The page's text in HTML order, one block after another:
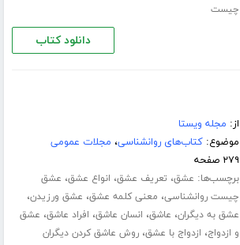
چیست
دانلود کتاب
از: مجله ویستا
موضوع:کتاب‌های روانشناسی، مجلات عمومی
۲۷۹ صفحه
برچسب‌ها: عشق، تعریف عشق، انواع عشق، عشق
چیست روانشناسی، معنی کلمه عشق، عشق ورزیدن،
عشق به دیگران، عاشق، انسان عاشق، افراد عاشق، عشق
و ازدواج، ازدواج با عشق،روش عاشق کردن دیگران